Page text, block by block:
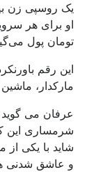
تومان پول
این رقم
مارکدار،
عرفان می گوید
شرمساری این
شاید با یکی از
و عاشق شدنی